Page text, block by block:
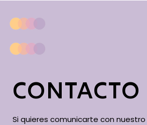
CONTACTO
Si quieres comunicarte con